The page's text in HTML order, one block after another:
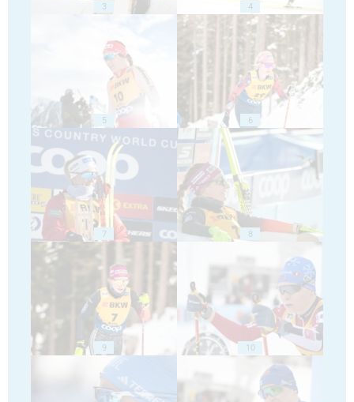
3 4
5 6
7 8
9 10